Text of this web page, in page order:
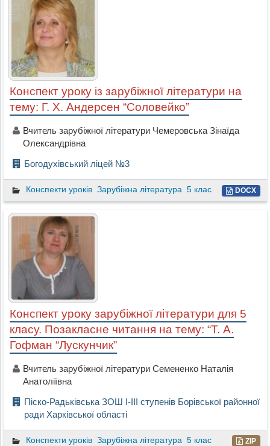
Конспект уроку із зарубіжної літератури на
тему: Г. Х. Андерсен “Соловейко”
Вчитель зарубіжної літератури Чемеровська Зінаїда
Олександрівна
Богодухівський ліцей №3
Конспекти уроків Зарубіжна література 5 клас DOCX
Конспект уроку зарубіжної літератури для 5
класу. Позакласне читання на тему: “Т. А.
Гофман “Лускунчик”
Вчитель зарубіжної літератури Семененко Наталія
Анатоліївна
Піско-Радьківська ЗОШ І-ІІІ ступенів Борівської районної
ради Харківської області
Конспекти уроків Зарубіжна література 5 клас ZIP